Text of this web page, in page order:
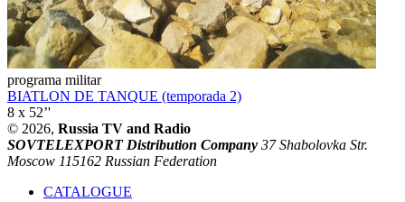
programa militar
BIATLON DE TANQUE (temporada 2)
8 x 52’'
© 2026, Russia TV and Radio
SOVTELEXPORT Distribution Company 37 Shabolovka Str.
Moscow 115162 Russian Federation
CATALOGUE